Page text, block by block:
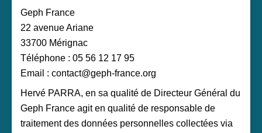
Geph France
22 avenue Ariane
33700 Mérignac
Téléphone : 05 56 12 17 95
Email : contact@geph-france.org
Hervé PARRA, en sa qualité de Directeur Général du
Geph France agit en qualité de responsable de
traitement des données personnelles collectées via